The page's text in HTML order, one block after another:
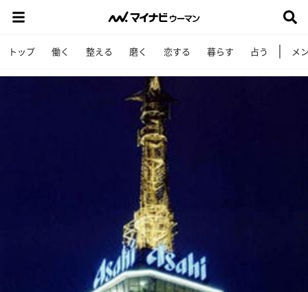
トップ 働く 整える 磨く 恋する 暮らす 占う メ